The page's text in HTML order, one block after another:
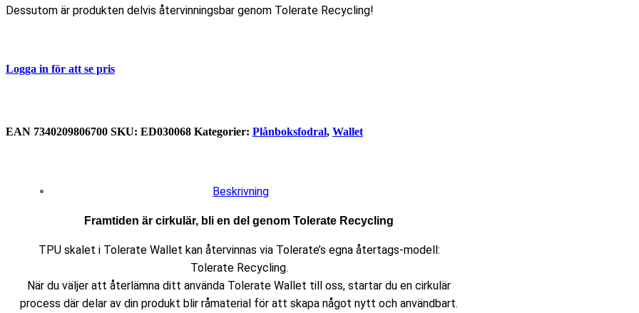
Dessutom är produkten delvis återvinningsbar genom Tolerate Recycling!
Logga in för att se pris
EAN ‌‌‌‌7340209806700 SKU: ED030068 Kategorier: Plånboksfodral, Wallet
Beskrivning
Framtiden är cirkulär, bli en del genom Tolerate Recycling
TPU skalet i Tolerate Wallet kan återvinnas via Tolerate’s egna återtags-modell:
Tolerate Recycling.
När du väljer att återlämna ditt använda Tolerate Wallet till oss, startar du en cirkulär
process där delar av din produkt blir råmaterial för att skapa något nytt och användbart.